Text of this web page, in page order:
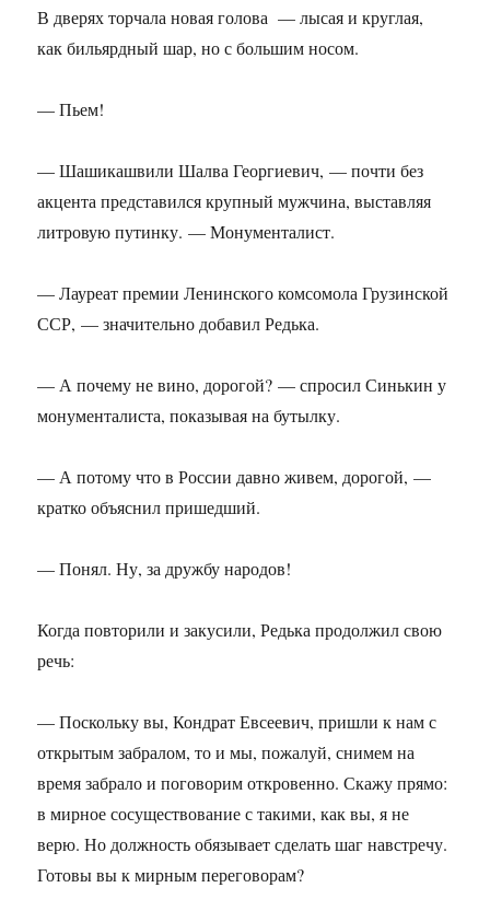
В дверях торчала новая голова — лысая и круглая,
как бильярдный шар, но с большим носом.
— Пьем!
— Шашикашвили Шалва Георгиевич, — почти без
акцента представился крупный мужчина, выставляя
литровую путинку. — Монументалист.
— Лауреат премии Ленинского комсомола Грузинской
ССР, — значительно добавил Редька.
— А почему не вино, дорогой? — спросил Синькин у
монументалиста, показывая на бутылку.
— А потому что в России давно живем, дорогой, —
кратко объяснил пришедший.
— Понял. Ну, за дружбу народов!
Когда повторили и закусили, Редька продолжил свою
речь:
— Поскольку вы, Кондрат Евсеевич, пришли к нам с
открытым забралом, то и мы, пожалуй, снимем на
время забрало и поговорим откровенно. Скажу прямо:
в мирное сосуществование с такими, как вы, я не
верю. Но должность обязывает сделать шаг навстречу.
Готовы вы к мирным переговорам?